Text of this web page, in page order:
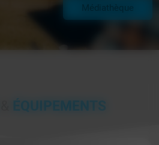
Médiathèque
ÉQUIPEMENTS